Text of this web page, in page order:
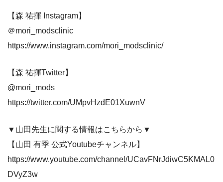
【森 祐揮 Instagram】
＠mori_modsclinic
https://www.instagram.com/mori_modsclinic/
【森 祐揮Twitter】
@mori_mods
https://twitter.com/UMpvHzdE01XuwnV
▼山田先生に関する情報はこちらから▼
【山田 有季 公式Youtubeチャンネル】
https://www.youtube.com/channel/UCavFNrJdiwC5KMAL0
DVyZ3w